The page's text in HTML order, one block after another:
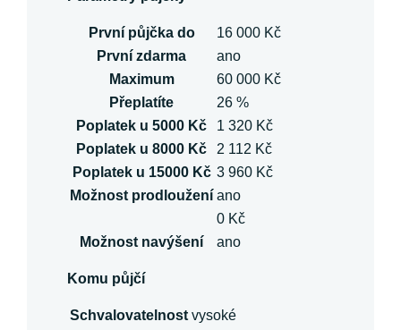
První půjčka do
16 000 Kč
První zdarma
ano
Maximum
60 000 Kč
Přeplatíte
26 %
Poplatek u 5000 Kč
1 320 Kč
Poplatek u 8000 Kč
2 112 Kč
Poplatek u 15000 Kč 3 960 Kč
Možnost prodloužení ano
0 Kč
Možnost navýšení
ano
Komu půjčí
Schvalovatelnost vysoké